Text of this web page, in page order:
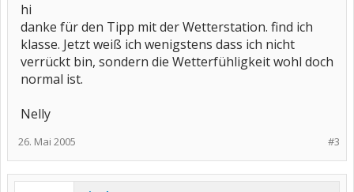
hi
danke für den Tipp mit der Wetterstation. find ich
klasse. Jetzt weiß ich wenigstens dass ich nicht
verrückt bin, sondern die Wetterfühligkeit wohl doch
normal ist.
Nelly
#3
26. Mai 2005